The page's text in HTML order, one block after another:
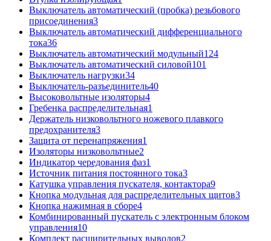
Выключатель автоматический (пробка) резьбового
присоединения3
Выключатель автоматический дифференциального
тока36
Выключатель автоматический модульный124
Выключатель автоматический силовой101
Выключатель нагрузки34
Выключатель-разъединитель40
Высоковольтные изоляторы4
Гребенка распределительная1
Держатель низковольтного ножевого плавкого
предохранителя3
Защита от перенапряжения1
Изоляторы низковольтные2
Индикатор чередования фаз1
Источник питания постоянного тока3
Катушка управления пускателя, контактора9
Кнопка модульная для распределительных щитов3
Кнопка нажимная в сборе4
Комбинированный пускатель с электронным блоком
управления10
Комплект расширительных выводов2